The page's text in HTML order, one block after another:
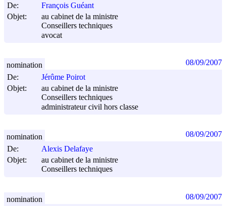
De:
François Guéant
Objet:
au cabinet de la ministre
Conseillers techniques
avocat
De:
Jérôme Poirot
Objet:
au cabinet de la ministre
Conseillers techniques
administrateur civil hors classe
nomination 08/09/2007
De:
Alexis Delafaye
Objet:
au cabinet de la ministre
Conseillers techniques
nomination 08/09/2007
nomination 08/09/2007